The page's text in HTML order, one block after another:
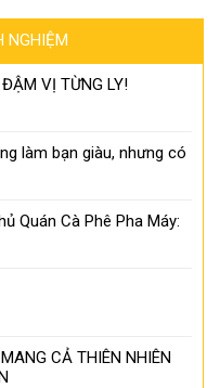
NGHIỆM
VỊ TỪNG LY!
làm bạn giàu, nhưng có
Quán Cà Phê Pha Máy:
CẢ THIÊN NHIÊN